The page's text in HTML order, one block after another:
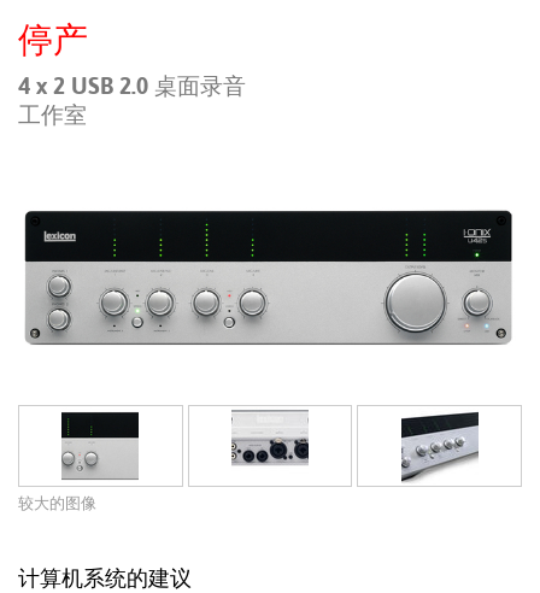
培训
支持
语言/地区
停产
4 x 2 USB 2.0 桌面录音
工作室
较大的图像
计算机系统的建议